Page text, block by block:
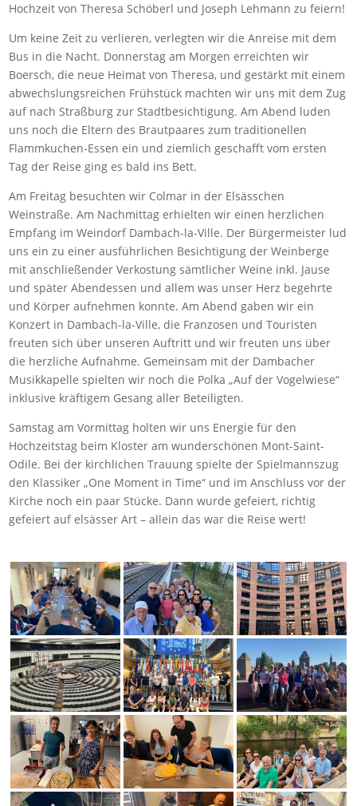
Hochzeit von Theresa Schöberl und Joseph Lehmann zu feiern!
Um keine Zeit zu verlieren, verlegten wir die Anreise mit dem
Bus in die Nacht. Donnerstag am Morgen erreichten wir
Boersch, die neue Heimat von Theresa, und gestärkt mit einem
abwechslungsreichen Frühstück machten wir uns mit dem Zug
auf nach Straßburg zur Stadtbesichtigung. Am Abend luden
uns noch die Eltern des Brautpaares zum traditionellen
Flammkuchen-Essen ein und ziemlich geschafft vom ersten
Tag der Reise ging es bald ins Bett.
Am Freitag besuchten wir Colmar in der Elsässchen
Weinstraße. Am Nachmittag erhielten wir einen herzlichen
Empfang im Weindorf Dambach-la-Ville. Der Bürgermeister lud
uns ein zu einer ausführlichen Besichtigung der Weinberge
mit anschließender Verkostung sämtlicher Weine inkl. Jause
und später Abendessen und allem was unser Herz begehrte
und Körper aufnehmen konnte. Am Abend gaben wir ein
Konzert in Dambach-la-Ville, die Franzosen und Touristen
freuten sich über unseren Auftritt und wir freuten uns über
die herzliche Aufnahme. Gemeinsam mit der Dambacher
Musikkapelle spielten wir noch die Polka „Auf der Vogelwiese“
inklusive kräftigem Gesang aller Beteiligten.
Samstag am Vormittag holten wir uns Energie für den
Hochzeitstag beim Kloster am wunderschönen Mont-Saint-
Odile. Bei der kirchlichen Trauung spielte der Spielmannszug
den Klassiker „One Moment in Time“ und im Anschluss vor der
Kirche noch ein paar Stücke. Dann wurde gefeiert, richtig
gefeiert auf elsässer Art – allein das war die Reise wert!